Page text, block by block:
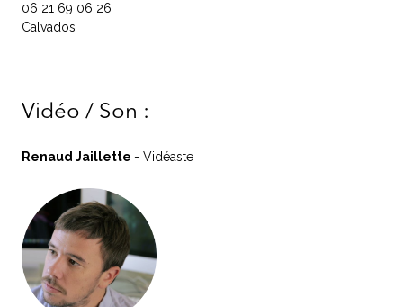
06 21 69 06 26
Calvados
Vidéo / Son :
Renaud Jaillette - Vidéaste